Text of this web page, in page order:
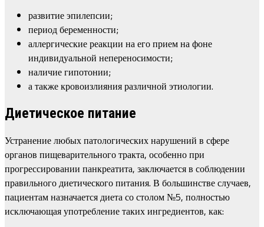
развитие эпилепсии;
период беременности;
аллергические реакции на его прием на фоне
индивидуальной непереносимости;
наличие гипотонии;
а также кровоизлияния различной этиологии.
Диетическое питание
Устранение любых патологических нарушений в сфере
органов пищеварительного тракта, особенно при
прогрессировании панкреатита, заключается в соблюдении
правильного диетического питания. В большинстве случаев,
пациентам назначается диета со столом №5, полностью
исключающая употребление таких ингредиентов, как: